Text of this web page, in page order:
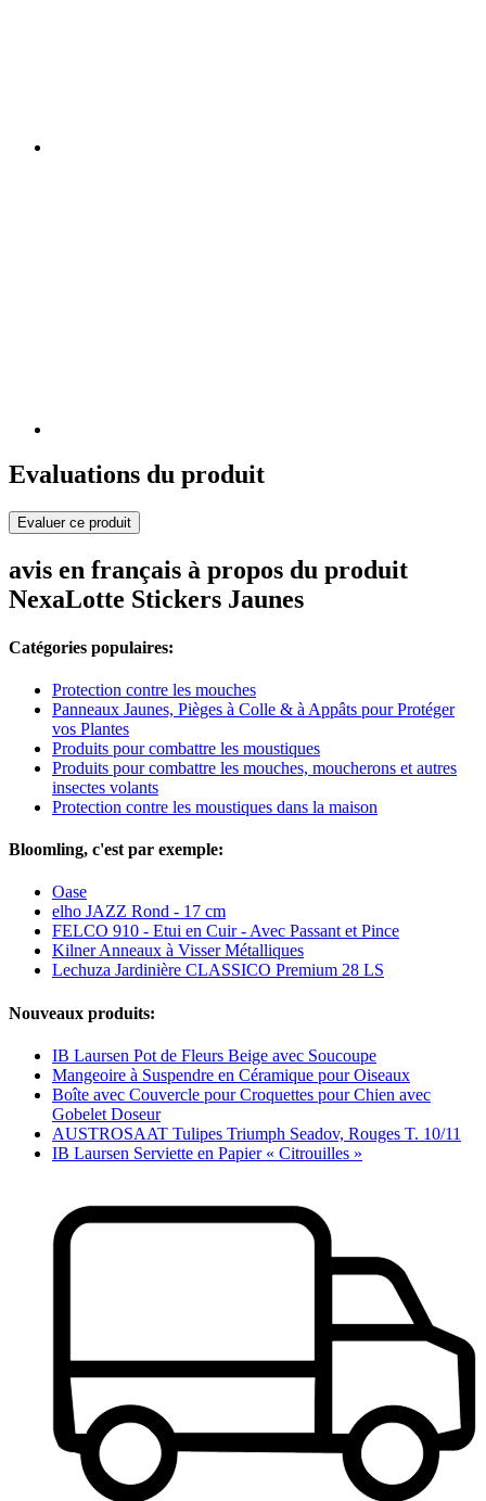
Evaluations du produit
Evaluer ce produit
avis en français à propos du produit
NexaLotte Stickers Jaunes
Catégories populaires:
Protection contre les mouches
Panneaux Jaunes, Pièges à Colle & à Appâts pour Protéger
vos Plantes
Produits pour combattre les moustiques
Produits pour combattre les mouches, moucherons et autres
insectes volants
Protection contre les moustiques dans la maison
Bloomling, c'est par exemple:
Oase
elho JAZZ Rond - 17 cm
FELCO 910 - Etui en Cuir - Avec Passant et Pince
Kilner Anneaux à Visser Métalliques
Lechuza Jardinière CLASSICO Premium 28 LS
Nouveaux produits:
IB Laursen Pot de Fleurs Beige avec Soucoupe
Mangeoire à Suspendre en Céramique pour Oiseaux
Boîte avec Couvercle pour Croquettes pour Chien avec
Gobelet Doseur
AUSTROSAAT Tulipes Triumph Seadov, Rouges T. 10/11
IB Laursen Serviette en Papier « Citrouilles »